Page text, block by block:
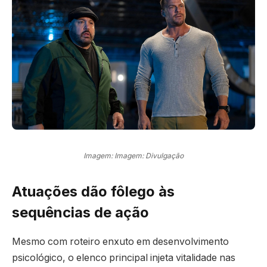
Imagem: Imagem: Divulgação
Atuações dão fôlego às
sequências de ação
Mesmo com roteiro enxuto em desenvolvimento
psicológico, o elenco principal injeta vitalidade nas